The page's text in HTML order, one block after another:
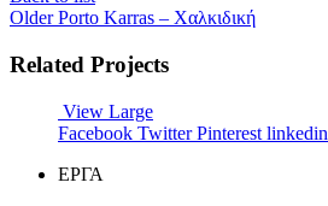
Older Porto Karras – Χαλκιδική
Related Projects
View Large
Facebook Twitter Pinterest linkedin
ΕΡΓΑ